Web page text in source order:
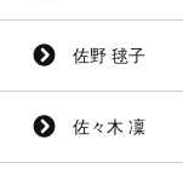
佐野 毬子
佐々木 凜